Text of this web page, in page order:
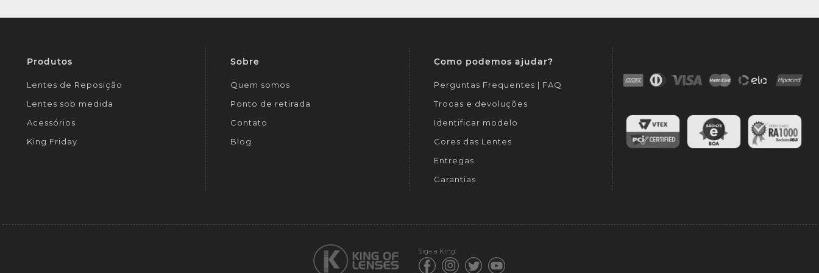
Produtos
Lentes de Reposição
Lentes sob medida
Acessórios
King Friday
Sobre
Quem somos
Ponto de retirada
Contato
Blog
Como podemos ajudar?
Perguntas Frequentes | FAQ
Trocas e devoluções
Identificar modelo
Cores das Lentes
Entregas
Garantias
Siga a King: